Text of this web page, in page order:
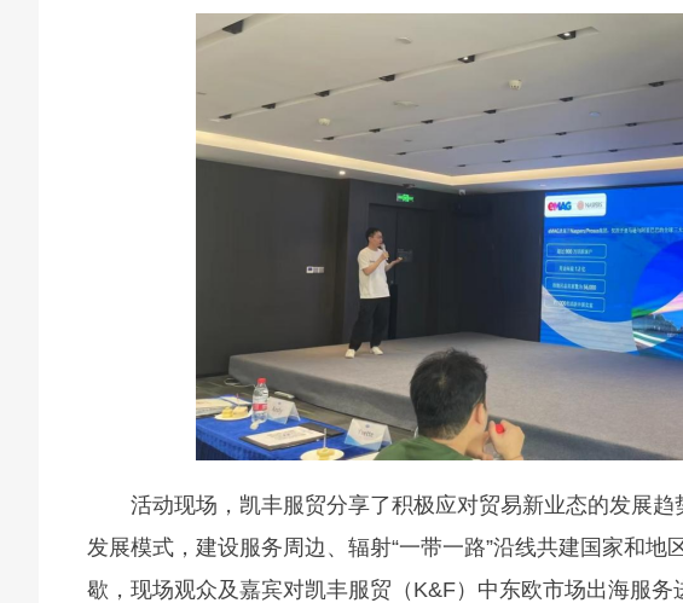
活动现场，凯丰服贸分享了积极应对贸易新业态的发展
发展模式，建设服务周边、辐射“一带一路”沿线共建国家和地
歇，现场观众及嘉宾对凯丰服贸（K&F）中东欧市场出海服